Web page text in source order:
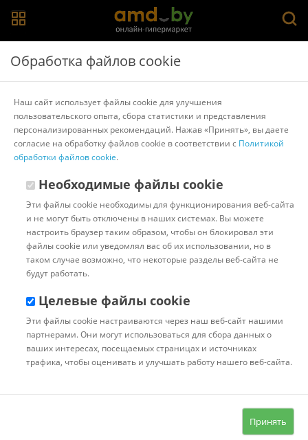
Главная > Каталог товаров Карты памяти
NT02P500STN-008G-S
Другие товары Netac
Обработка файлов cookie
Наш сайт использует файлы cookie для улучшения
пользовательского опыта, сбора статистики и представления
персонализированных рекомендаций. Нажав «Принять», вы даете
согласие на обработку файлов cookie в соответствии с Политикой
обработки файлов cookie.
Необходимые файлы cookie
Эти файлы cookie необходимы для функционирования веб-сайта
и не могут быть отключены в наших системах. Вы можете
настроить браузер таким образом, чтобы он блокировал эти
файлы cookie или уведомлял вас об их использовании, но в
таком случае возможно, что некоторые разделы веб-сайта не
будут работать.
Целевые файлы cookie
Эти файлы cookie настраиваются через наш веб-сайт нашими
партнерами. Они могут использоваться для сбора данных о
ваших интересах, посещаемых страницах и источниках
трафика, чтобы оценивать и улучшать работу нашего веб-сайта.
Принять